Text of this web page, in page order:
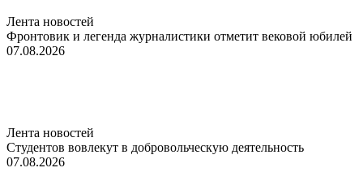
Лента новостей
Фронтовик и легенда журналистики отметит вековой юбилей
07.08.2026
Лента новостей
Студентов вовлекут в добровольческую деятельность
07.08.2026